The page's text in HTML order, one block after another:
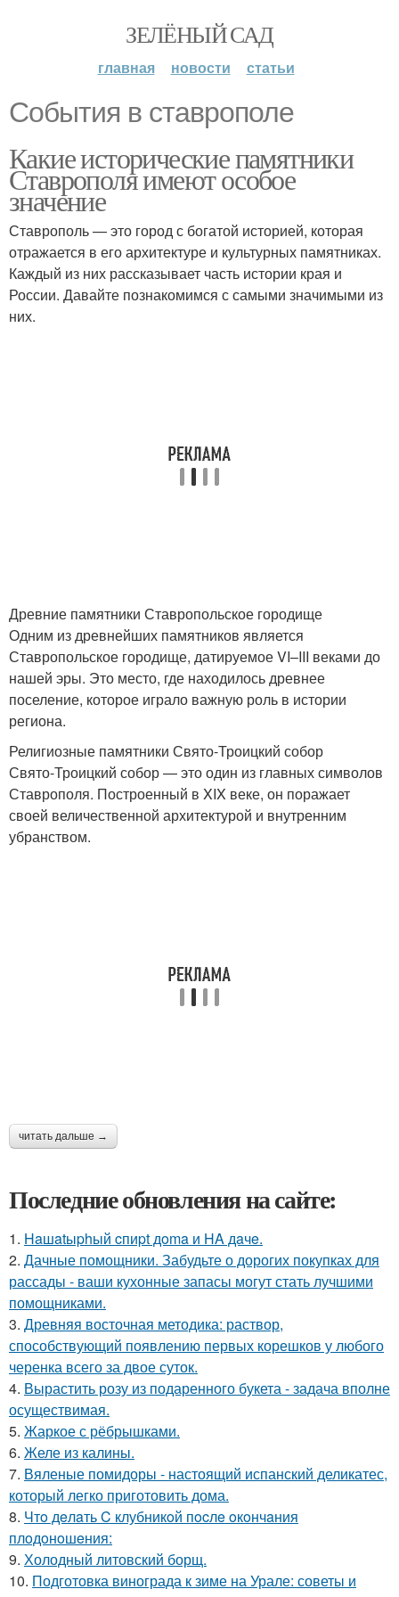
ЗЕЛЁНЫЙ САД
главная новости статьи
События в ставрополе
Какие исторические памятники
Ставрополя имеют особое
значение
Ставрополь — это город с богатой историей, которая
отражается в его архитектуре и культурных памятниках.
Каждый из них рассказывает часть истории края и
России. Давайте познакомимся с самыми значимыми из
них.
Древние памятники Ставропольское городище
Одним из древнейших памятников является
Ставропольское городище, датируемое VI–III веками до
нашей эры. Это место, где находилось древнее
поселение, которое играло важную роль в истории
региона.
Религиозные памятники Свято-Троицкий собор
Свято-Троицкий собор — это один из главных символов
Ставрополя. Построенный в XIX веке, он поражает
своей величественной архитектурой и внутренним
убранством.
читать дальше →
Последние обновления на сайте:
1. Haшatыphый cпиpt дoma и HA дaчe.
2. Дачные помощники. Забудьте о дорогих покупках для
рассады - ваши кухонные запасы могут стать лучшими
помощниками.
3. Древняя восточная методика: раствор,
способствующий появлению первых корешков у любого
черенка всего за двое суток.
4. Вырастить розу из подаренного букета - задача вполне
осуществимая.
5. Жаркое с рёбрышками.
6. Желе из калины.
7. Вяленые помидоры - настоящий испанский деликатес,
который легко приготовить дома.
8. Чтo дeлaть C клубникoй пocлe oкoнчaния
плoдoнoшeния:
9. Холодный литовский борщ.
10. Подготовка винограда к зиме на Урале: советы и